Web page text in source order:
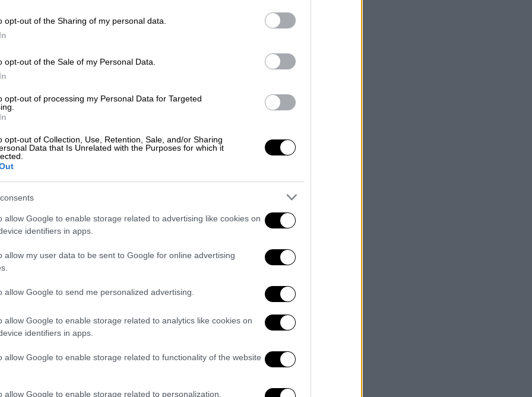
opt-out of the Sharing of my personal data.
opt-out of the Sale of my Personal Data.
opt-out of processing my Personal Data for Targeted
opt-out of Collection, Use, Retention, Sale, and/or Sharing
Data that Is Unrelated with the Purposes for which it
allow Google to enable storage related to advertising like cookies on
identifiers in apps.
allow my user data to be sent to Google for online advertising
allow Google to send me personalized advertising.
allow Google to enable storage related to analytics like cookies on
identifiers in apps.
allow Google to enable storage related to functionality of the website
allow Google to enable storage related to personalization.
να μην αναβάλει το παιχνίδι του
παρά τη ανείπωτητραγωδία στα Τέμπη
βαρύ κλίμα στοΟΑΚΑπαρουσία λίγων
σιγή και η σιωπή ήταν
στο κλειστό του ΟΑΚΑ. Όσοι βρέθηκαν
μνήμη των ανθρώπων που τόσο άδικα
ΟΑΚΑ υπήρχε και το μήνυμα της ΚΑΕ
της»...
με δύο πανό έστειλαν και τα μηνύματά
ως όφειλε, το ματς αλλά και κατά
«Κάθε παιχνίδι έχει σημασία (με το
η αναφορά στο ένα πανό και «Γλυκιά
δεύτερο...
οι 2 νεαροί που έσωσαν δεκάδες